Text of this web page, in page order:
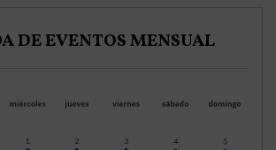
DE EVENTOS MENSUAL